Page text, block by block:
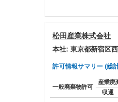
松田産業株式会社
本社: 東京都新宿区
許可情報サマリー (総
一般廃棄物許可
産業廃
収運